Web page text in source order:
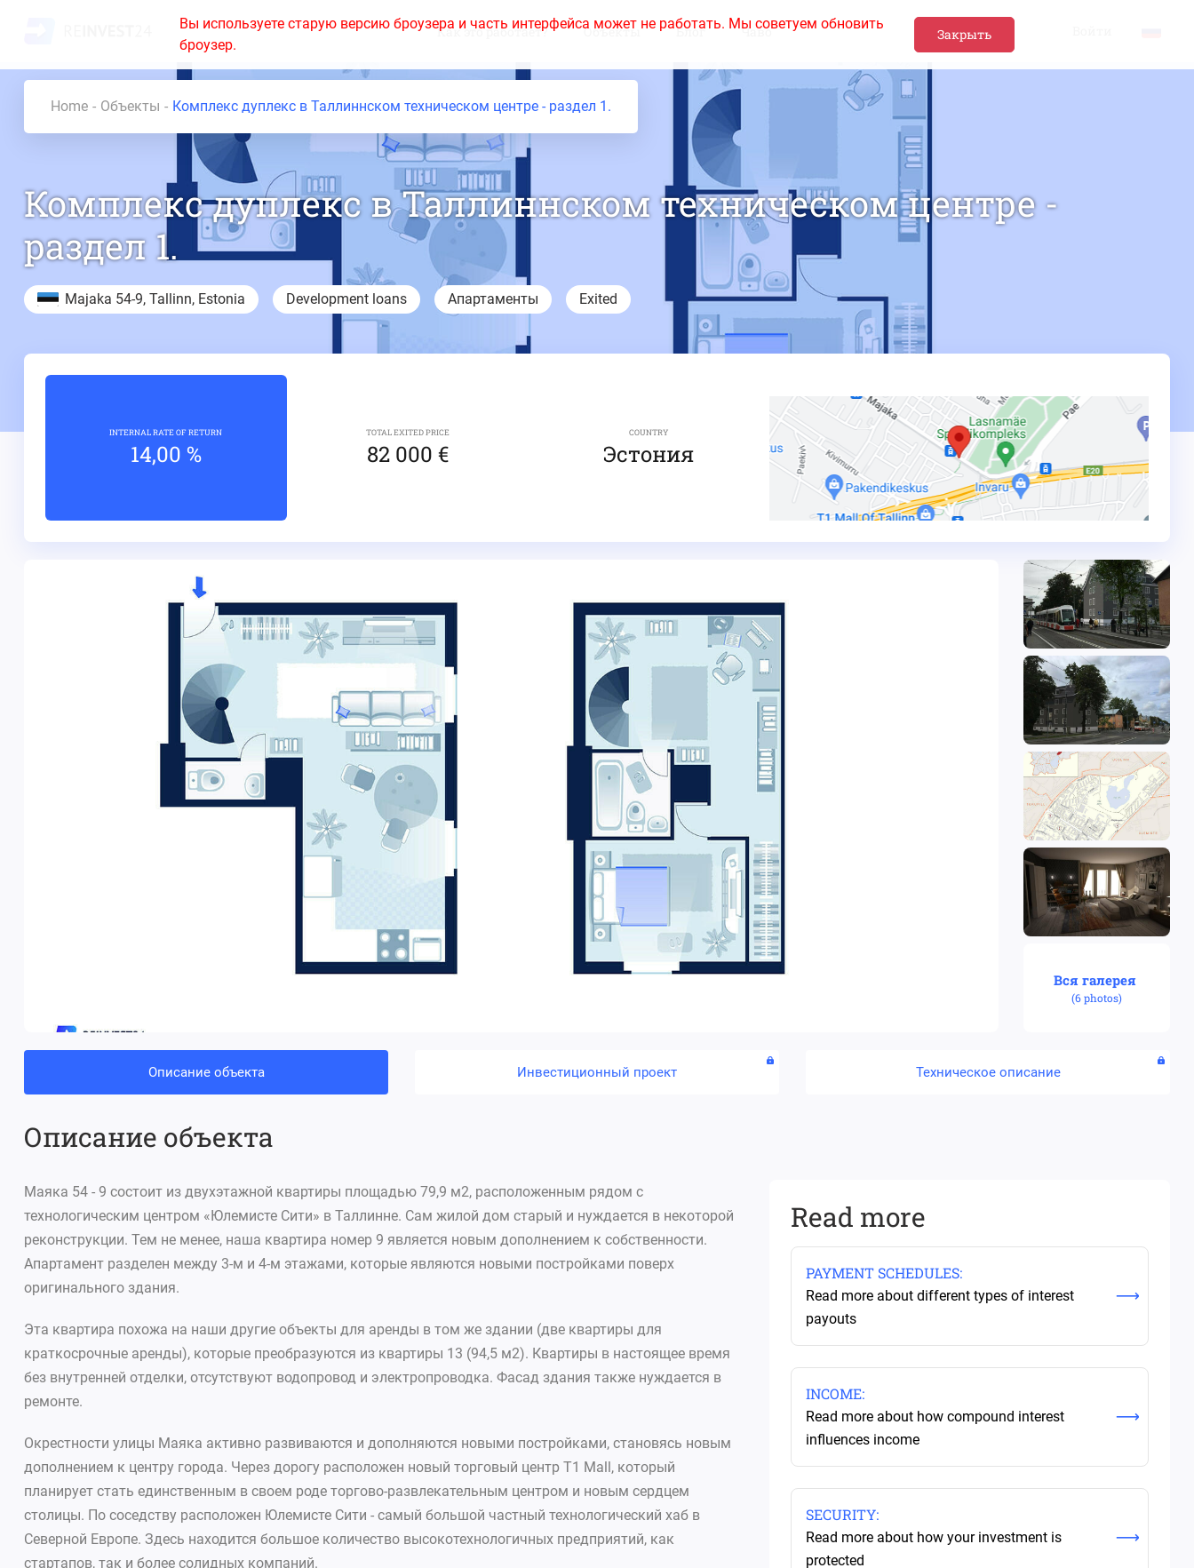
Вы используете старую версию броузера и часть интерфейса может не работать. Мы советуем обновить
броузер.
Закрыть
Как это работает? Объекты Блог Чаво
Home Объекты Комплекс дуплекс в Таллиннском техническом центре - раздел 1.
Комплекс дуплекс в Таллиннском техническом центре -
раздел 1.
Majaka 54-9, Tallinn, Estonia Development loans Апартаменты Exited
INTERNAL RATE OF RETURN
14,00 %
TOTAL EXITED PRICE
82 000 €
COUNTRY
Эстония
Вся галерея
(6 photos)
Описание объекта Инвестиционный проект Техническое описание
Описание объекта
Read more
PAYMENT SCHEDULES:
Read more about different types of interest
payouts
INCOME:
Read more about how compound interest
influences income
SECURITY:
Read more about how your investment is
protected
Маяка 54 - 9 состоит из двухэтажной квартиры площадью 79,9 м2, расположенным рядом с
технологическим центром «Юлемисте Сити» в Таллинне. Сам жилой дом старый и нуждается в некоторой
реконструкции. Тем не менее, наша квартира номер 9 является новым дополнением к собственности.
Апартамент разделен между 3-м и 4-м этажами, которые являются новыми постройками поверх
оригинального здания.
Эта квартира похожа на наши другие объекты для аренды в том же здании (две квартиры для
краткосрочные аренды), которые преобразуются из квартиры 13 (94,5 м2). Квартиры в настоящее время
без внутренней отделки, отсутствуют водопровод и электропроводка. Фасад здания также нуждается в
ремонте.
Окрестности улицы Маяка активно развиваются и дополняются новыми постройками, становясь новым
дополнением к центру города. Через дорогу расположен новый торговый центр T1 Mall, который
планирует стать единственным в своем роде торгово-развлекательным центром и новым сердцем
столицы. По соседству расположен Юлемисте Сити - самый большой частный технологический хаб в
Северной Европе. Здесь находится большое количество высокотехнологичных предприятий, как
стартапов, так и более солидных компаний.